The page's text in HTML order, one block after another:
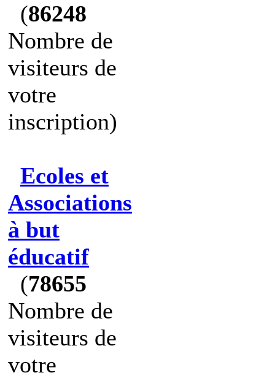
(86248
Nombre de
visiteurs de
votre
inscription)
Ecoles et
Associations
à but
éducatif
(78655
Nombre de
visiteurs de
votre